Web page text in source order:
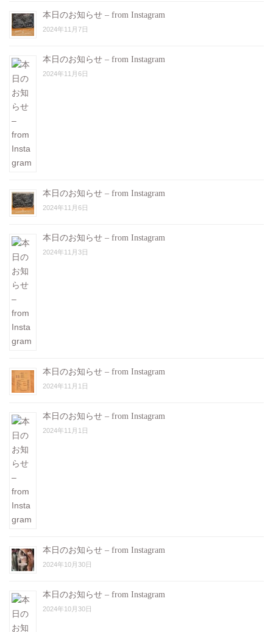
本日のお知らせ – from Instagram
2024年11月7日
本日のお知らせ – from Instagram
2024年11月6日
本日のお知らせ – from Instagram
2024年11月6日
本日のお知らせ – from Instagram
2024年11月3日
本日のお知らせ – from Instagram
2024年11月1日
本日のお知らせ – from Instagram
2024年11月1日
本日のお知らせ – from Instagram
2024年10月30日
本日のお知らせ – from Instagram
2024年10月30日